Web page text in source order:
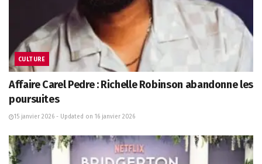
CULTURE
Affaire Carel Pedre : Richelle Robinson abandonne les
poursuites
15 janvier 2026 - Updated on 16 janvier 2026